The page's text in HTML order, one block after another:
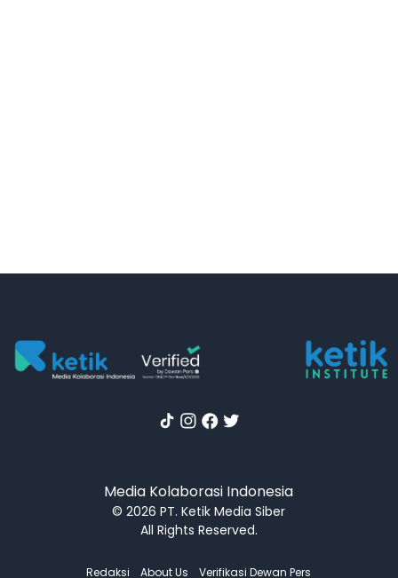
Media Kolaborasi Indonesia
© 2026 PT. Ketik Media Siber
All Rights Reserved.
Redaksi About Us Verifikasi Dewan Pers